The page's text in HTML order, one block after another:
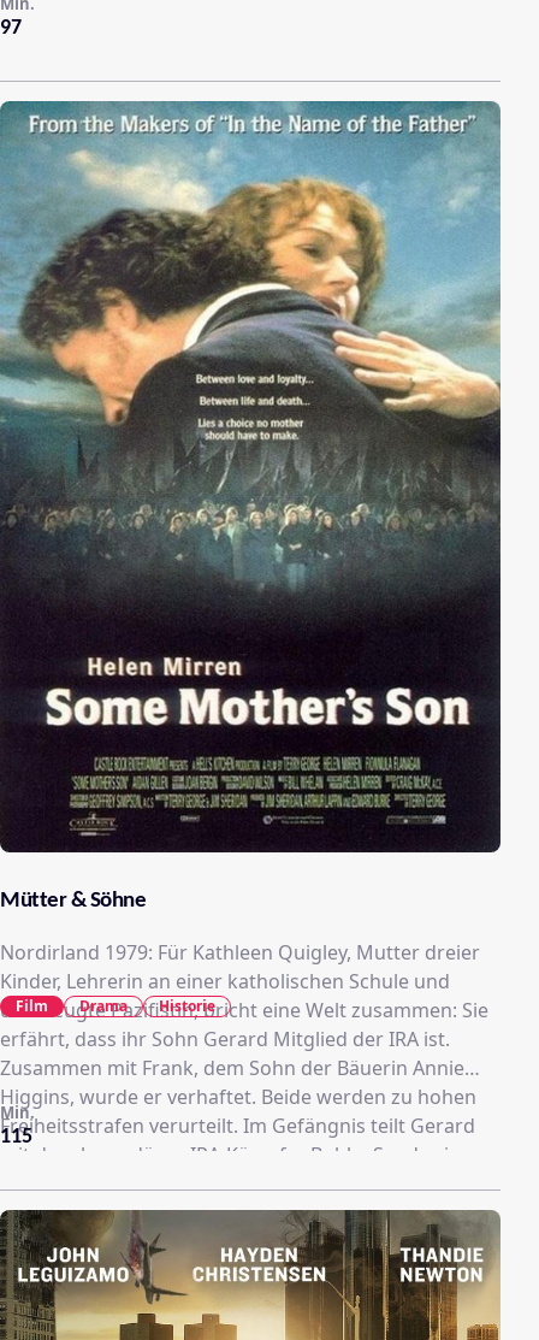
97
Mütter & Söhne
Nordirland 1979: Für Kathleen Quigley, Mutter dreier
Kinder, Lehrerin an einer katholischen Schule und
überzeugte Pazifistin, bricht eine Welt zusammen: Sie
erfährt, dass ihr Sohn Gerard Mitglied der IRA ist.
Zusammen mit Frank, dem Sohn der Bäuerin Annie
Higgins, wurde er verhaftet. Beide werden zu hohen
Freiheitsstrafen verurteilt. Im Gefängnis teilt Gerard
mit dem legendären IRA-Kämpfer Bobby Sands eine
Zelle. Die Gefangenen beginnen, sich gegen die
schikanösen Haftbedingungen zu wehren. Kathleen
will Gerard besuchen. Annie, die Anhängerin der IRA
ist, bittet sie, mitkommen zu dürfen. Bei diesem
Besuch steckt Gerard seiner Mutter heimlich eine
Nachricht für Danny Boyle, eine wichtige
115
Min.
Film Drama Historie